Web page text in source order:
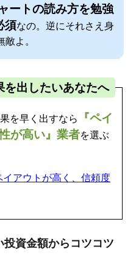
ートの読み方を勉強
須なの。逆にそれさえ身
よ。
出したいあなたへ
を早く出すなら
『ペイ
が高い』業者を選ぶ
イアウトが高く、信頼度
資金額からコツコツ